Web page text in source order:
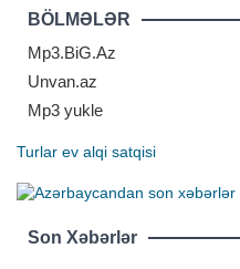
yolundan, məşhurluğun müsbət və
mənfi tərəflərindən, sosial
şəbəkələrdə yazılan rəylərdən və
şəxsi həyatından danışıb
BÖLMƏLƏR
Mp3.BiG.Az
Unvan.az
Mp3 yukle
Turlar ev alqi satqisi
Son Xəbərlər